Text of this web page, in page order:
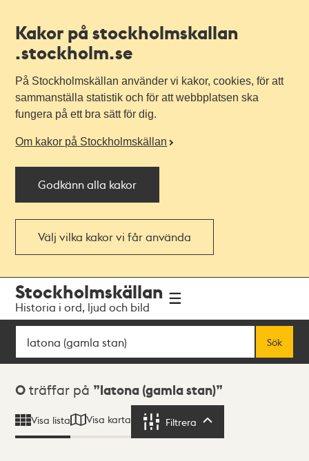
Kakor på stockholmskallan
.stockholm.se
På Stockholmskällan använder vi kakor, cookies, för att
sammanställa statistik och för att webbplatsen ska
fungera på ett bra sätt för dig.
Om kakor på Stockholmskällan
Godkänn alla kakor
Välj vilka kakor vi får använda
navigationen
huvudinnehållet
Stockholmskällan
Historia i ord, ljud och bild
Sök
Sök
Sökresultat
0 träffar på latona (gamla stan)
Visa lista Visa karta Filtrera